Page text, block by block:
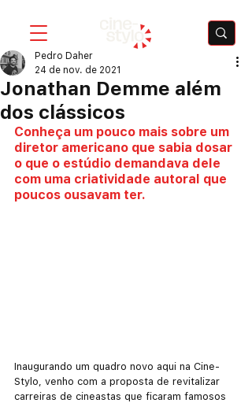
Jonathan Demme além
dos clássicos
Pedro Daher
24 de nov. de 2021
Conheça um pouco mais sobre um
diretor americano que sabia dosar
o que o estúdio demandava dele
com uma criatividade autoral que
poucos ousavam ter.
Inaugurando um quadro novo aqui na Cine-
Stylo, venho com a proposta de revitalizar
carreiras de cineastas que ficaram famosos